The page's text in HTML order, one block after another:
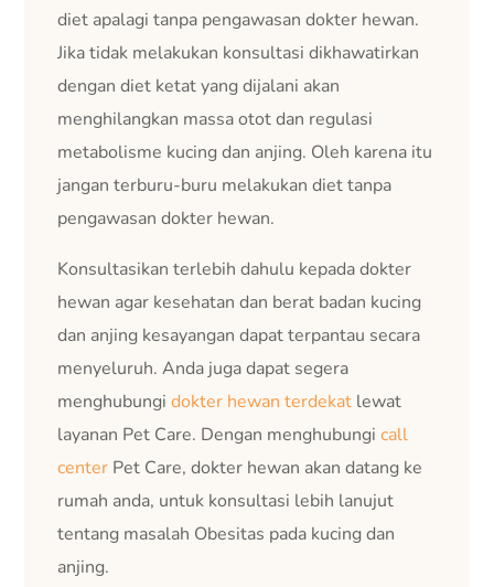
diet apalagi tanpa pengawasan dokter hewan.
Jika tidak melakukan konsultasi dikhawatirkan
dengan diet ketat yang dijalani akan
menghilangkan massa otot dan regulasi
metabolisme kucing dan anjing. Oleh karena itu
jangan terburu-buru melakukan diet tanpa
pengawasan dokter hewan.
Konsultasikan terlebih dahulu kepada dokter
hewan agar kesehatan dan berat badan kucing
dan anjing kesayangan dapat terpantau secara
menyeluruh. Anda juga dapat segera
menghubungidokter hewan terdekat lewat
layanan Pet Care. Dengan menghubungicall
center Pet Care, dokter hewan akan datang ke
rumah anda, untuk konsultasi lebih lanujut
tentang masalah Obesitas pada kucing dan
anjing.